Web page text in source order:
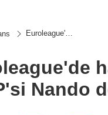
Euroleague'de
Colo
Nando